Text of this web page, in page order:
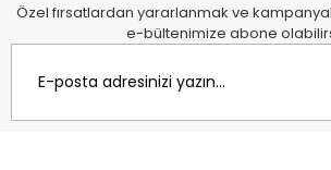
Özel fırsatlardan yararlanmak ve
e-bültenimize abone